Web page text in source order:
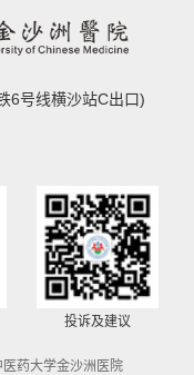
6号线横沙站C出口)
投诉及建议
药大学金沙洲医院